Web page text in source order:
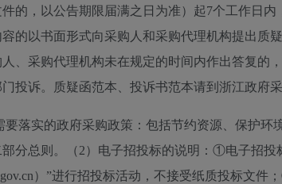
的，以公告期限届满之日为准）起7个工作日
的以书面形式向采购人和采购代理机构提出质
、采购代理机构未在规定的时间内作出答复的
投诉。质疑函范本、投诉书范本请到浙江政府
要落实的政府采购政策：包括节约资源、保护
分总则。（2）电子招投标的说明：①电子招投
）”进行招投标活动，不接受纸质投标文件